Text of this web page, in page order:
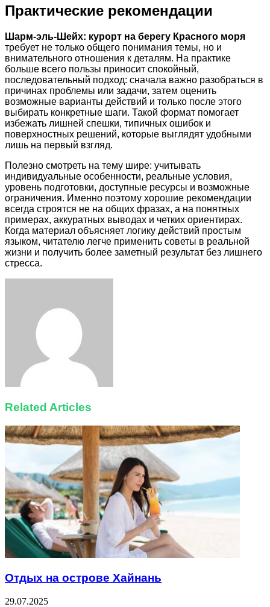
Практические рекомендации
Шарм-эль-Шейх: курорт на берегу Красного моря
требует не только общего понимания темы, но и
внимательного отношения к деталям. На практике
больше всего пользы приносит спокойный,
последовательный подход: сначала важно разобраться в
причинах проблемы или задачи, затем оценить
возможные варианты действий и только после этого
выбирать конкретные шаги. Такой формат помогает
избежать лишней спешки, типичных ошибок и
поверхностных решений, которые выглядят удобными
лишь на первый взгляд.
Полезно смотреть на тему шире: учитывать
индивидуальные особенности, реальные условия,
уровень подготовки, доступные ресурсы и возможные
ограничения. Именно поэтому хорошие рекомендации
всегда строятся не на общих фразах, а на понятных
примерах, аккуратных выводах и четких ориентирах.
Когда материал объясняет логику действий простым
языком, читателю легче применить советы в реальной
жизни и получить более заметный результат без лишнего
стресса.
Related Articles
Отдых на острове Хайнань
29.07.2025